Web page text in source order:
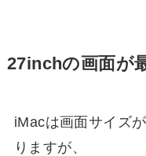
27inchの画面が
iMacは画面サイズ
りますが、